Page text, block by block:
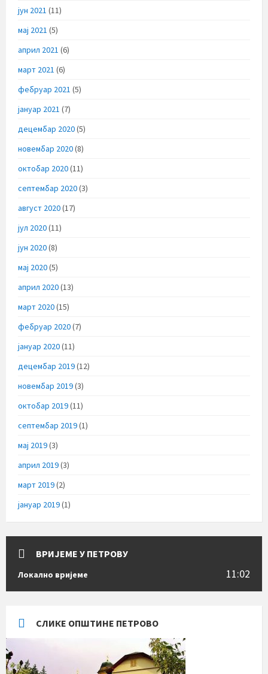
јун 2021 (11)
мај 2021 (5)
април 2021 (6)
март 2021 (6)
фебруар 2021 (5)
јануар 2021 (7)
децембар 2020(5)
новембар 2020(8)
октобар 2020(11)
септембар 2020(3)
август 2020(17)
јул 2020(11)
јун 2020(8)
мај 2020(5)
април 2020(13)
март 2020(15)
фебруар 2020(7)
јануар 2020(11)
децембар 2019(12)
новембар 2019(3)
октобар 2019(11)
септембар 2019(1)
мај 2019(3)
април 2019(3)
март 2019(2)
јануар 2019(1)
ВРИЈЕМЕ У ПЕТРОВУ
Локално вријеме 11:02
СЛИКЕ ОПШТИНЕ ПЕТРОВО